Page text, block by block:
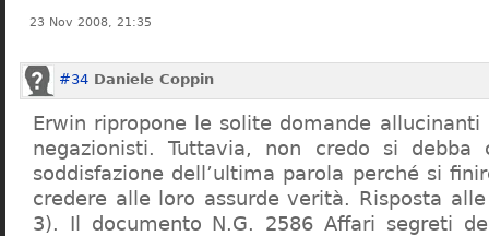
23 Nov 2008, 21:35
#34 Daniele Coppin
Erwin ripropone le solite domande
negazionisti. Tuttavia, non credo si debba
soddisfazione dell’ultima parola perché si
credere alle loro assurde verità. Risposta
3). Il documento N.G. 2586 Affari segreti